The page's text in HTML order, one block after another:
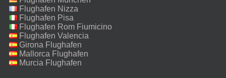
Flughafen Nizza
Flughafen Pisa
Flughafen Rom Fiumicino
Flughafen Valencia
Girona Flughafen
Mallorca Flughafen
Murcia Flughafen